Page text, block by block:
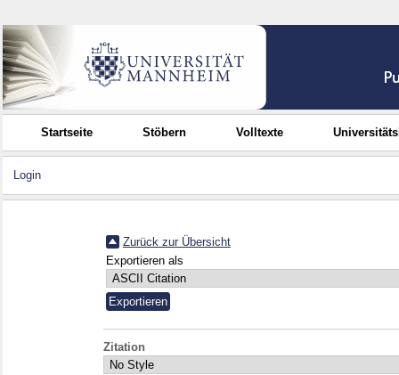
Startseite Stöbern Volltexte
Login
Zurück zur Übersicht
Exportieren als
Zitation